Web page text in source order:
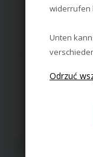
widerrufen
Unten
CLASSIC